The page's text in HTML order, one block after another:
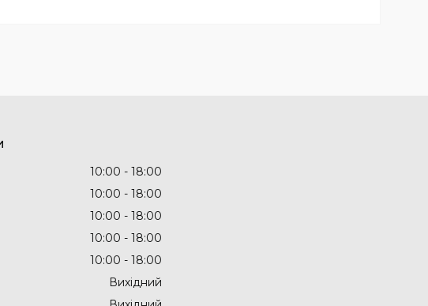
10:00
18:00
10:00
18:00
10:00
18:00
10:00
18:00
10:00
18:00
Вихідний